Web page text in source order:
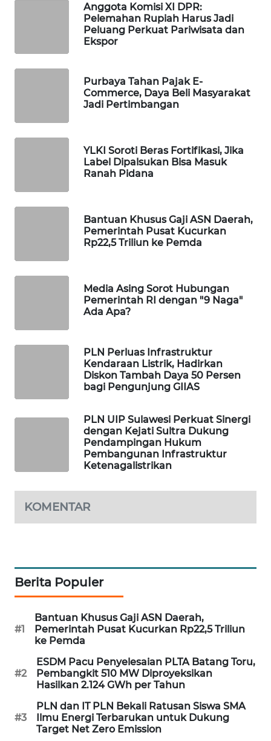
Anggota Komisi XI DPR:
Pelemahan Rupiah Harus Jadi
Peluang Perkuat Pariwisata dan
Ekspor
Purbaya Tahan Pajak E-
Commerce, Daya Beli Masyarakat
Jadi Pertimbangan
YLKI Soroti Beras Fortifikasi, Jika
Label Dipalsukan Bisa Masuk
Ranah Pidana
Bantuan Khusus Gaji ASN Daerah,
Pemerintah Pusat Kucurkan
Rp22,5 Triliun ke Pemda
Media Asing Sorot Hubungan
Pemerintah RI dengan "9 Naga"
Ada Apa?
PLN Perluas Infrastruktur
Kendaraan Listrik, Hadirkan
Diskon Tambah Daya 50 Persen
bagi Pengunjung GIIAS
PLN UIP Sulawesi Perkuat Sinergi
dengan Kejati Sultra Dukung
Pendampingan Hukum
Pembangunan Infrastruktur
Ketenagalistrikan
KOMENTAR
Berita Populer
#1
Bantuan Khusus Gaji ASN Daerah,
Pemerintah Pusat Kucurkan Rp22,5 Triliun
ke Pemda
#2
ESDM Pacu Penyelesaian PLTA Batang Toru,
Pembangkit 510 MW Diproyeksikan
Hasilkan 2.124 GWh per Tahun
#3
PLN dan IT PLN Bekali Ratusan Siswa SMA
Ilmu Energi Terbarukan untuk Dukung
Target Net Zero Emission
WAHANA
Wahana
Network
MASYARAKAT
LKKI
KOPEKLIN
PORTAL
KONSUMEN